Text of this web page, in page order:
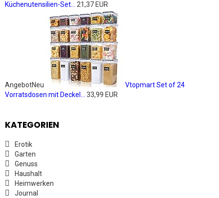
Küchenutensilien-Set...
21,37 EUR
AngebotNeu
Vtopmart Set of 24
Vorratsdosen mit Deckel...
33,99 EUR
KATEGORIEN
Erotik
Garten
Genuss
Haushalt
Heimwerken
Journal